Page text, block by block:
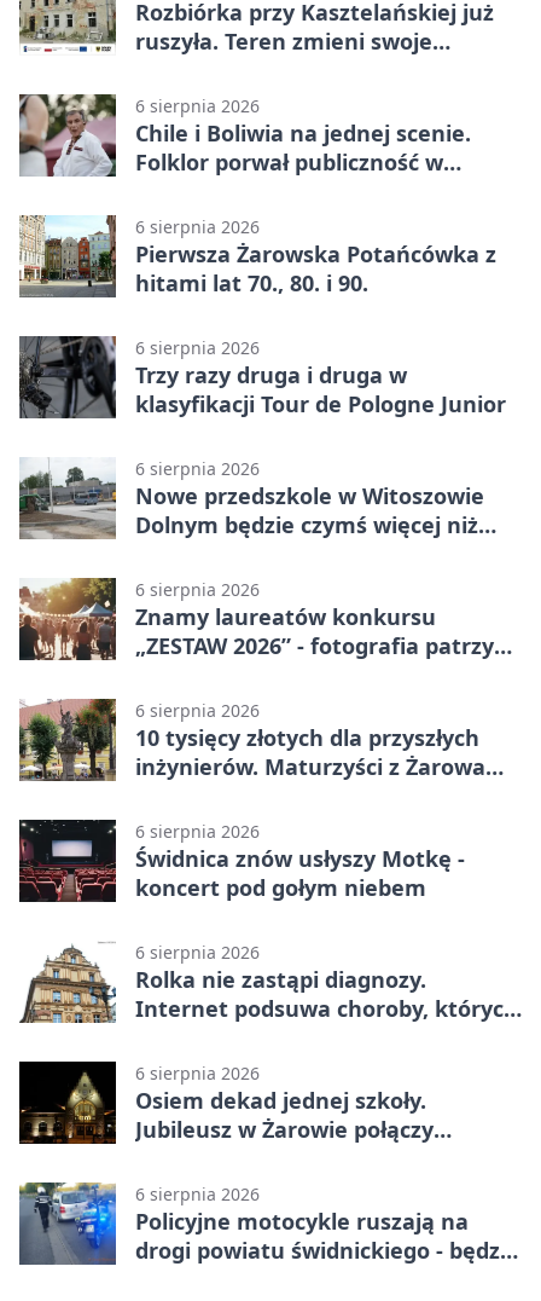
Rozbiórka przy Kasztelańskiej już
ruszyła. Teren zmieni swoje
6 sierpnia 2026
Chile i Boliwia na jednej scenie.
Folklor porwał publiczność w
6 sierpnia 2026
Pierwsza Żarowska Potańcówka z
hitami lat 70., 80. i 90.
6 sierpnia 2026
Trzy razy druga i druga w
klasyfikacji Tour de Pologne Junior
6 sierpnia 2026
Nowe przedszkole w Witoszowie
Dolnym będzie czymś więcej niż
6 sierpnia 2026
Znamy laureatów konkursu
„ZESTAW 2026” - fotografia patrzy
6 sierpnia 2026
10 tysięcy złotych dla przyszłych
inżynierów. Maturzyści z Żarowa
6 sierpnia 2026
Świdnica znów usłyszy Motkę -
koncert pod gołym niebem
6 sierpnia 2026
Rolka nie zastąpi diagnozy.
Internet podsuwa choroby, których
6 sierpnia 2026
Osiem dekad jednej szkoły.
Jubileusz w Żarowie połączy
6 sierpnia 2026
Policyjne motocykle ruszają na
drogi powiatu świdnickiego - będzie